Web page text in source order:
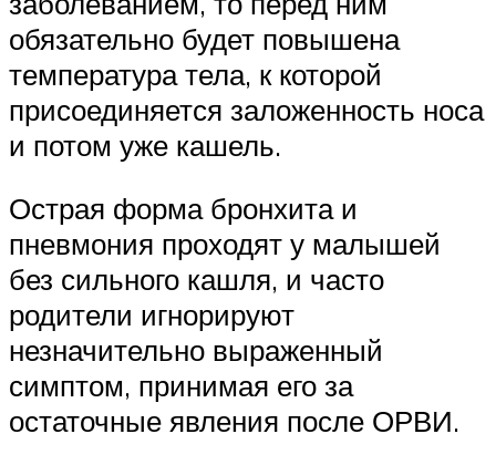
обязательно будет повышена
температура тела, к которой
присоединяется заложенность носа
и потом уже кашель.
Острая форма бронхита и
пневмония проходят у малышей
без сильного кашля, и часто
родители игнорируют
незначительно выраженный
симптом, принимая его за
остаточные явления после ОРВИ.